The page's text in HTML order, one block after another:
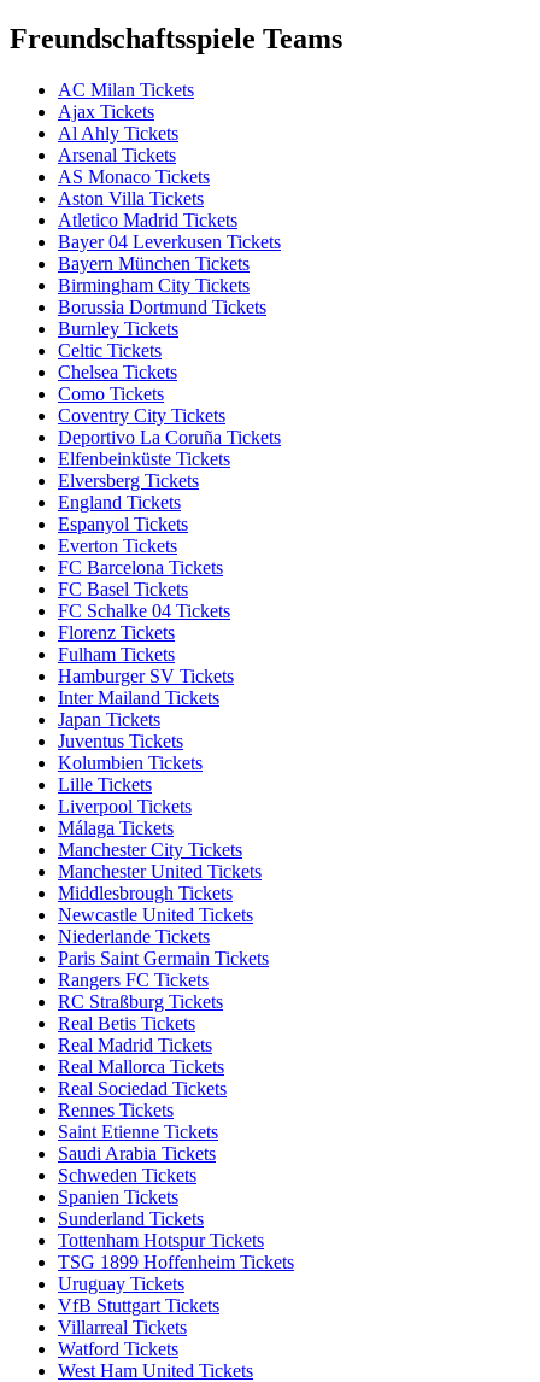
Freundschaftsspiele Teams
AC Milan Tickets
Ajax Tickets
Al Ahly Tickets
Arsenal Tickets
AS Monaco Tickets
Aston Villa Tickets
Atletico Madrid Tickets
Bayer 04 Leverkusen Tickets
Bayern München Tickets
Birmingham City Tickets
Borussia Dortmund Tickets
Burnley Tickets
Celtic Tickets
Chelsea Tickets
Como Tickets
Coventry City Tickets
Deportivo La Coruña Tickets
Elfenbeinküste Tickets
Elversberg Tickets
England Tickets
Espanyol Tickets
Everton Tickets
FC Barcelona Tickets
FC Basel Tickets
FC Schalke 04 Tickets
Florenz Tickets
Fulham Tickets
Hamburger SV Tickets
Inter Mailand Tickets
Japan Tickets
Juventus Tickets
Kolumbien Tickets
Lille Tickets
Liverpool Tickets
Málaga Tickets
Manchester City Tickets
Manchester United Tickets
Middlesbrough Tickets
Newcastle United Tickets
Niederlande Tickets
Paris Saint Germain Tickets
Rangers FC Tickets
RC Straßburg Tickets
Real Betis Tickets
Real Madrid Tickets
Real Mallorca Tickets
Real Sociedad Tickets
Rennes Tickets
Saint Etienne Tickets
Saudi Arabia Tickets
Schweden Tickets
Spanien Tickets
Sunderland Tickets
Tottenham Hotspur Tickets
TSG 1899 Hoffenheim Tickets
Uruguay Tickets
VfB Stuttgart Tickets
Villarreal Tickets
Watford Tickets
West Ham United Tickets